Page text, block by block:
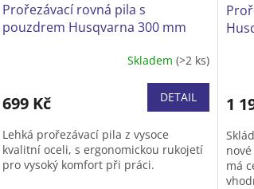
Prořezávací rovná pila s
pouzdrem Husqvarna 300 mm
je
z
5
hvězdiček.
Skladem (>2 ks)
699 Kč DETAIL
Lehká prořezávací pila z vysoce
kvalitní oceli, s ergonomickou rukojetí
pro vysoký komfort při práci.
1
má